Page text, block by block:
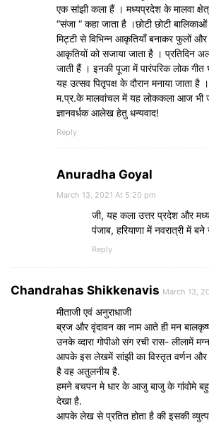
एक सांझी कला हैं । मध्यप्रदेश के मालवा
“संजा “ कहा जाता है ।छोटी छोटी बालिकाओं
मिट्टी से विभिन्न आकृतियाँ बनाकर फुलों
आकृतियों को सजाया जाता है । प्रतिदिन
जाती हैं । इनकी पूजा में पारंपरिक लोक गीत
यह उत्सव पितृपक्ष के दौरान मनाया जाता है
म.प्र.के मालवांचल में यह लोककला आज भी
ज्ञानवर्धक आलेख हेतु धन्यवाद!
Reply
Anuradha Goyal
March 13, 2021 At 5:20 pm
जी, यह कला उत्तर प्रदेश और
पंजाब, हरियाणा में नवरात्री में
Reply
Chandrahas Shikkenavis March 13,
मीताजी एवं अनुराधाजी
ब्रज और वृंदावन का नाम आते ही मन
उनके व्दारा गोपीओ संग रची रास- लीलामें
आपके इस लेखमें सांझी का विस्तृत वर्णन और
है वह अतुलनीय है.
हमने बचपन मे धार के आजु बाजु के गांवोमे
देखा है.
आपके लेख से प्रतित होता है की इसकी